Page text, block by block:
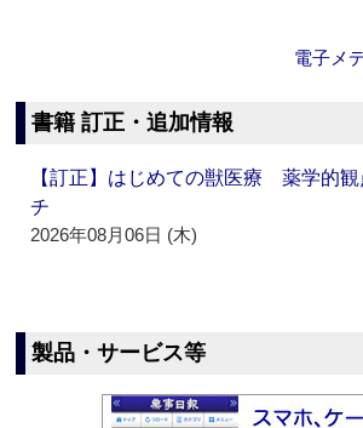
電子メ
書籍 訂正・追加情報
【訂正】はじめての獣医療 薬学的
チ
2026年08月06日 (木)
製品・サービス等